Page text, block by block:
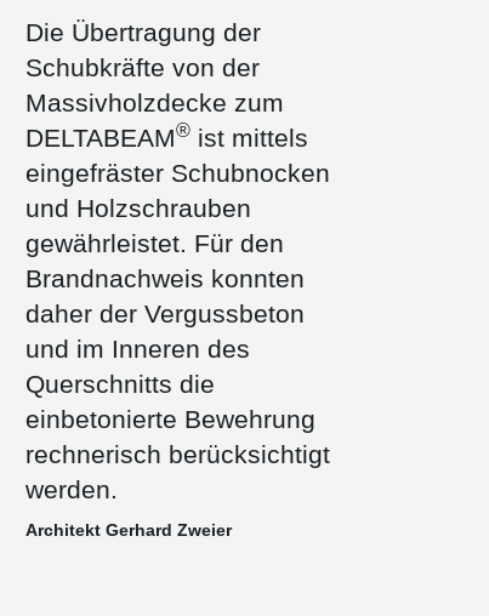
Die Übertragung der
Schubkräfte von der
Massivholzdecke zum
DELTABEAM®ist mittels
eingefräster Schubnocken
und Holzschrauben
gewährleistet. Für den
Brandnachweis konnten
daher der Vergussbeton
und im Inneren des
Querschnitts die
einbetonierte Bewehrung
rechnerisch berücksichtigt
werden.
Architekt Gerhard Zweier